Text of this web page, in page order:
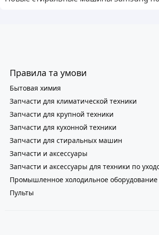
Правила та умови
Бытовая химия
Запчасти для климатической техники
Запчасти для крупной техники
Запчасти для кухонной техники
Запчасти для стиральных машин
Запчасти и аксессуары
Запчасти и аксессуары для техники по
Промышленное холодильное
Пульты